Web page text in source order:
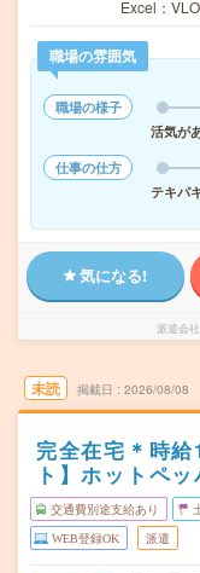
Excel：
職場の雰囲気
職場の様子
活気が
仕事の仕方
テキパ
気になる!
派遣会社
未読 掲載日 2026/08/08
完全在宅＊時
ト】ホットペ
交通費別途支給あり
WEB登録OK 派遣